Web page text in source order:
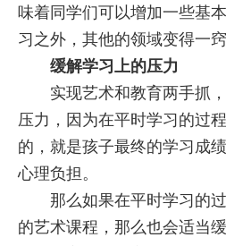
味着同学们可以增加一些基
习之外，其他的领域变得一窍
缓解学习上的压力
实现艺术和教育两手抓，
压力，因为在平时学习的过
的，就是孩子最终的学习成
心理负担。
那么如果在平时学习的过
的艺术课程，那么也会适当